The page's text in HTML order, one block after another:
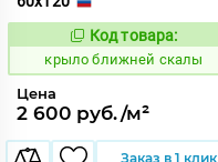
828841
Код товара:
крыло ближней скалы
Цена
2 600 руб./м²
Заказ в 1 клик